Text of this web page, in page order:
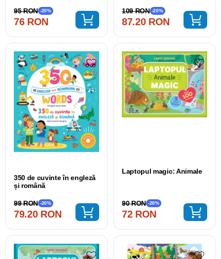
76 RON
95 RON -20%
87.20 RON
109 RON -20%
350 de cuvinte în engleză
și română
79.20 RON
99 RON -20%
Laptopul magic: Animale
72 RON
90 RON -20%